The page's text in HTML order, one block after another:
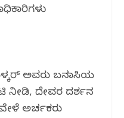
ಅವರು ಬನವಾಸಿಯ
ನೀಡಿ, ದೇವರ ದರ್ಶನ
ಅರ್ಚಕರು